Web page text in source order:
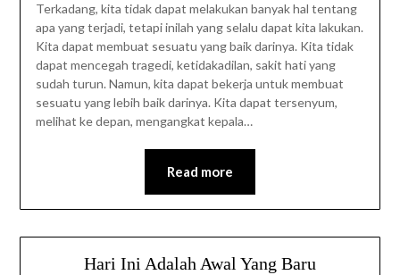
Terkadang, kita tidak dapat melakukan banyak hal tentang
apa yang terjadi, tetapi inilah yang selalu dapat kita lakukan.
Kita dapat membuat sesuatu yang baik darinya. Kita tidak
dapat mencegah tragedi, ketidakadilan, sakit hati yang
sudah turun. Namun, kita dapat bekerja untuk membuat
sesuatu yang lebih baik darinya. Kita dapat tersenyum,
melihat ke depan, mengangkat kepala…
Read more
Hari Ini Adalah Awal Yang Baru